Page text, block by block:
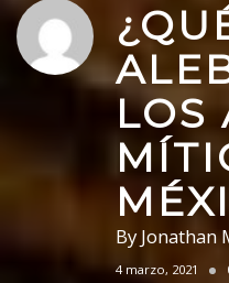
LOS
By Jonathan
4 marzo, 2021